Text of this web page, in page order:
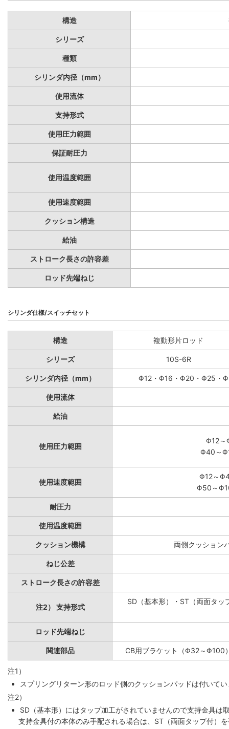
構造
シリーズ
種類
シリンダ内径（mm）
使用流体
支持形式
使用圧力範囲
保証耐圧力
使用温度範囲
使用速度範囲
クッション構造
給油
ストローク長さの許容差
ロッド先端ねじ
シリンダ仕様/スイッチセット
構造 複動形片ロッド
シリーズ 10S-6R
シリンダ内径（mm） Φ12・Φ16・Φ20・Φ25・
使用流体
給油
使用圧力範囲
Φ12～
Φ40～
使用速度範囲
Φ12～
Φ50～
耐圧力
使用温度範囲
クッション機構 両側クッション
ねじ公差
ストローク長さの許容差
注2） 支持形式
SD（基本形）・ST（両面タッ
ロッド先端ねじ
関連部品 CB用ブラケット（Φ32～Φ100
注1）
スプリングリターン形のロッド側のクッションパッドは付い
注2）
SD（基本形）にはタップ加工がされていませんので支持金具は
支持金具付の本体のみ手配される場合は、ST（両面タップ付）